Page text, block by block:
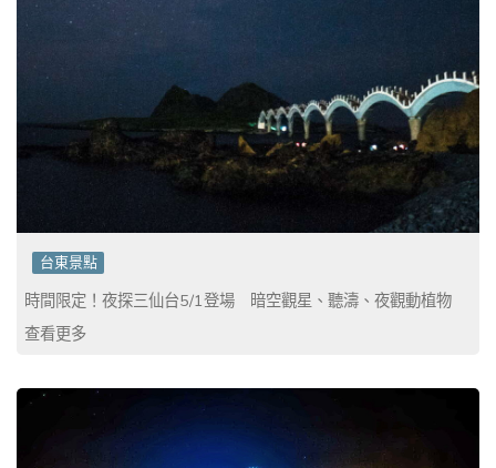
台東景點
時間限定！夜探三仙台5/1登場 暗空觀星、聽濤、夜觀動植物
查看更多